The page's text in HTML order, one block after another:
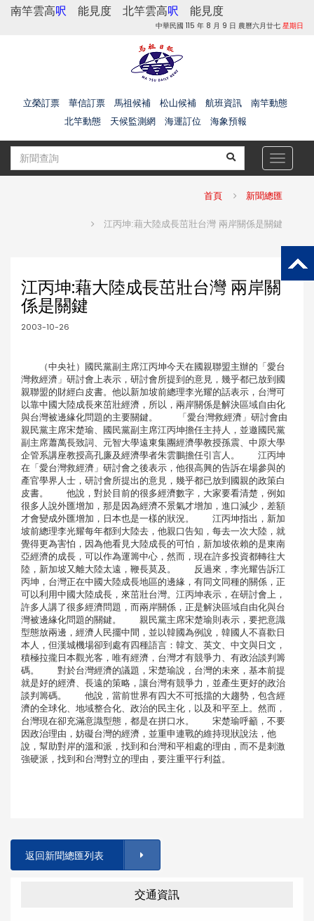
南竿雲高呎 能見度 北竿雲高呎 能見度
中華民國 115 年 8 月 9 日 農曆六月廿七 星期日
立榮訂票 華信訂票 馬祖候補 松山候補 航班資訊
南竿動態
北竿動態
天候監測網 海運訂位 海象預報
Toggle
首頁 新聞總匯
江丙坤:藉大陸成長茁壯台灣 兩岸關係是關鍵
江丙坤:藉大陸成長茁壯台灣 兩岸關
係是關鍵
2003-10-26
（中央社）國民黨副主席江丙坤今天在國親聯盟主辦的「愛台
灣救經濟」研討會上表示，研討會所提到的意見，幾乎都已放到國
親聯盟的財經白皮書。他以新加坡前總理李光耀的話表示，台灣可
以靠中國大陸成長來茁壯經濟，所以，兩岸關係是解決區域自由化
與台灣被邊緣化問題的主要關鍵。 「愛台灣救經濟」研討會由
親民黨主席宋楚瑜、國民黨副主席江丙坤擔任主持人，並邀國民黨
副主席蕭萬長致詞、元智大學遠東集團經濟學教授孫震、中原大學
企管系講座教授高孔廉及經濟學者朱雲鵬擔任引言人。 江丙坤
在「愛台灣救經濟」研討會之後表示，他很高興的告訴在場參與的
產官學界人士，研討會所提出的意見，幾乎都已放到國親的政策白
皮書。 他說，對於目前的很多經濟數字，大家要看清楚，例如
很多人說外匯增加，那是因為經濟不景氣才增加，進口減少，差額
才會變成外匯增加，日本也是一樣的狀況。 江丙坤指出，新加
坡前總理李光耀每年都到大陸去，他親口告知，每去一次大陸，就
覺得更為害怕，因為他看見大陸成長的可怕，新加坡依賴的是東南
亞經濟的成長，可以作為運籌中心，然而，現在許多投資都轉往大
陸，新加坡又離大陸太遠，鞭長莫及。 反過來，李光耀告訴江
丙坤，台灣正在中國大陸成長地區的邊緣，有同文同種的關係，正
可以利用中國大陸成長，來茁壯台灣。江丙坤表示，在研討會上，
許多人講了很多經濟問題，而兩岸關係，正是解決區域自由化與台
灣被邊緣化問題的關鍵。 親民黨主席宋楚瑜則表示，要把意識
型態放兩邊，經濟人民擺中間，並以韓國為例說，韓國人不喜歡日
本人，但漢城機場卻到處有四種語言：韓文、英文、中文與日文，
積極拉攏日本觀光客，唯有經濟，台灣才有競爭力、有政治談判籌
碼。 對於台灣經濟的議題，宋楚瑜說，台灣的未來，基本前提
就是好的經濟、長遠的策略，讓台灣有競爭力，並產生更好的政治
談判籌碼。 他說，當前世界有四大不可抵擋的大趨勢，包含經
濟的全球化、地域整合化、政治的民主化，以及和平至上。然而，
台灣現在卻充滿意識型態，都是在拼口水。 宋楚瑜呼籲，不要
因政治理由，妨礙台灣的經濟，並重申連戰的維持現狀說法，他
說，幫助對岸的溫和派，找到和台灣和平相處的理由，而不是刺激
強硬派，找到和台灣對立的理由，要注重平行利益。
返回新聞總匯列表
交通資訊